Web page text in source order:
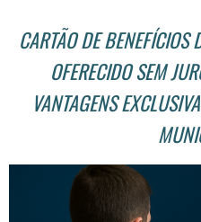
CARTÃO DE BENEFÍCIOS
OFERECIDO SEM
VANTAGENS